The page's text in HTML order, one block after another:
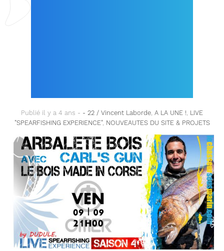
Publié il y a 4 ans - - 22 / Vincent Laborde, A LA UNE !, LIVE
"SPEARFISHING EXPERIENCE", NOUVEAUTES DU SITE & PROJETS